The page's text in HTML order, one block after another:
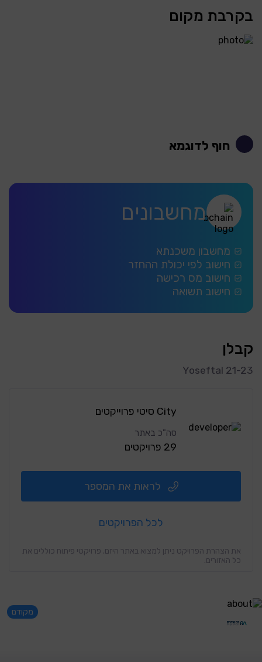
בקרבת מקום
חוף לדוגמא
מחשבונים
מחשבון משכנתא
חישוב לפי יכולת ההחזר
חישוב מס רכישה
חישוב תשואה
קבלן
Yoseftal 21-23
City סיטי פרוייקטים
סה"כ באתר
29 פרויקטים
לראות את המספר
לכל הפרויקטים
את הצהרת הפרויקט ניתן למצוא באתר היזם. פרויקטי פיתוח כוללים את
כל האזורים.
מקודם